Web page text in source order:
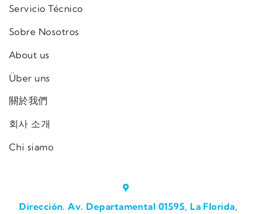
Servicio Técnico
Sobre Nosotros
About us
Über uns
關於我們
회사 소개
Chi siamo
Dirección. Av. Departamental 01595, La Florida,